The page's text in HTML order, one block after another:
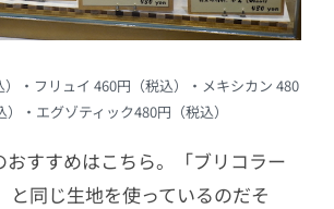
）・フリュイ 460円（税込）・メキシカン 480
）・エグゾティック480円（税込）
おすすめはこちら。「ブリコラー
と同じ生地を使っているのだそ